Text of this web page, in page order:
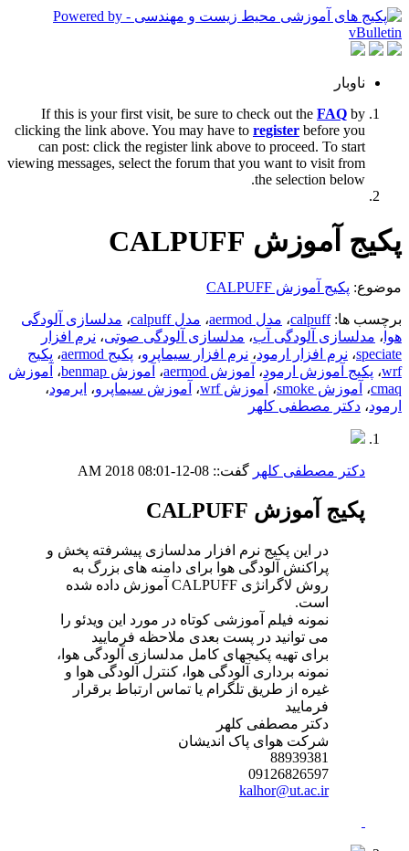
ناوبار
If this is your first visit, be sure to check out the FAQ by
clicking the link above. You may have to register before you
can post: click the register link above to proceed. To start
viewing messages, select the forum that you want to visit from
the selection below.
پکیج آموزش CALPUFF
موضوع: پکیج آموزش CALPUFF
برچسب ها:calpuff، مدل aermod ، مدل calpuff ، مدلسازی آلودگی
هوا ، مدلسازی آلودگی آب، مدلسازی آلودگی صوتی، نرم افزار
speciate، نرم افزار ارمود، نرم افزار سیماپرو، پکیج aermod ، پکیج
wrf، پکیج آموزش ارمود، آموزش aermod ، آموزش benmap ، آموزش
cmaq، آموزش smoke ، آموزش wrf ، آموزش سیماپرو، ایرمود،
ارمود، دکتر مصطفی کلهر
دکتر مصطفی کلهر گفت:: 08-12-2018
08:01 AM
پکیج آموزش CALPUFF
در این پکیج نرم افزار مدلسازی پیشرفته پخش و
پراکنش آلودگی هوا برای دامنه های بزرگ به
روش لاگرانژی CALPUFF آموزش داده شده
است.
نمونه فیلم آموزشی کوتاه در مورد این ویدئو را
می توانید در پست بعدی ملاحظه فرمایید
برای تهیه پکیجهای کامل مدلسازی آلودگی هوا،
نمونه برداری آلودگی هوا، کنترل آلودگی هوا و
غیره از طریق تلگرام یا تماس ارتباط برقرار
فرمایید
دکتر مصطفی کلهر
شرکت هوای پاک اندیشان
88939381
09126826597
kalhor@ut.ac.ir